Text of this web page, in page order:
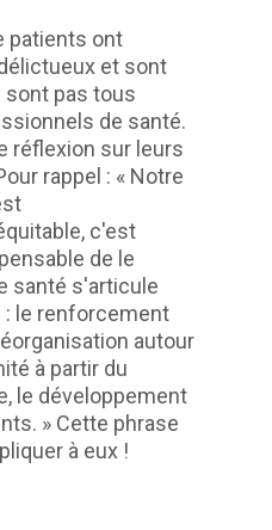
patients ont
et sont
sont pas tous
de santé.
réflexion sur leurs
rappel : « Notre
c'est
de le
santé s'articule
: le renforcement
autour
à partir du
le développement
» Cette phrase
à eux !